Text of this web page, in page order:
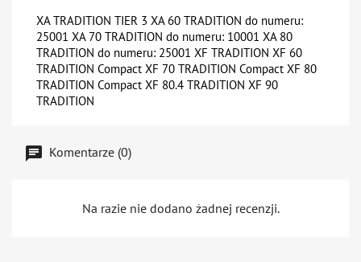
XA TRADITION TIER 3 XA 60 TRADITION do numeru:
25001 XA 70 TRADITION do numeru: 10001 XA 80
TRADITION do numeru: 25001 XF TRADITION XF 60
TRADITION Compact XF 70 TRADITION Compact XF 80
TRADITION Compact XF 80.4 TRADITION XF 90
TRADITION
Komentarze (0)
Na razie nie dodano żadnej recenzji.